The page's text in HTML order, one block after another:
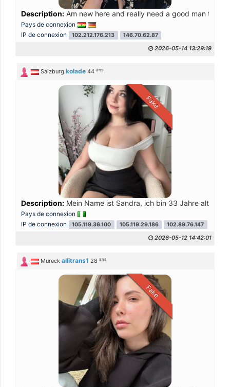
Description: Am new here and really need a good man to be
Pays de connexion
IP de connexion
102.212.176.213 146.70.62.87
2026-05-14 13:29:19
Salzburg kolade 44ans
Fake
Description: Mein Name ist Sandra, ich bin 33 Jahre alt,
Pays de connexion
IP de connexion
105.119.36.100 105.119.29.186 102.89.76.147
2026-05-12 14:42:01
Mureck allitrans1 28ans
Fake